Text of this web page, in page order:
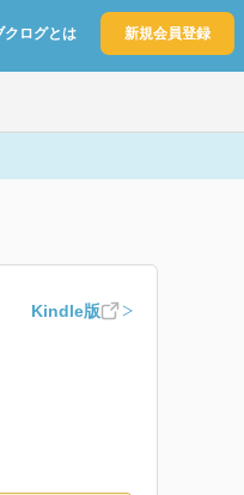
クログとは 新規会員登録
Kindle版